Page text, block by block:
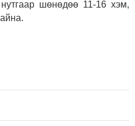
шөнөдөө 11-16 хэм,